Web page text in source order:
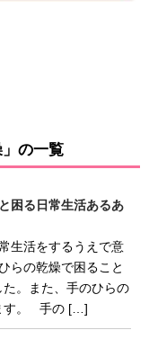
の一覧
困る日常生活あるあ
生活をするうえで意
らの乾燥で困ること
。また、手のひらの
す。 手の […]